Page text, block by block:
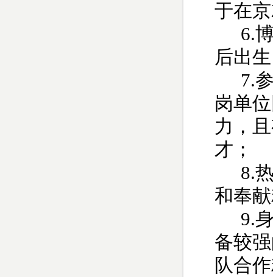
于在
6.
后出
7.
岗单位
力，
才；
8.
和奉
9.
备较
队合